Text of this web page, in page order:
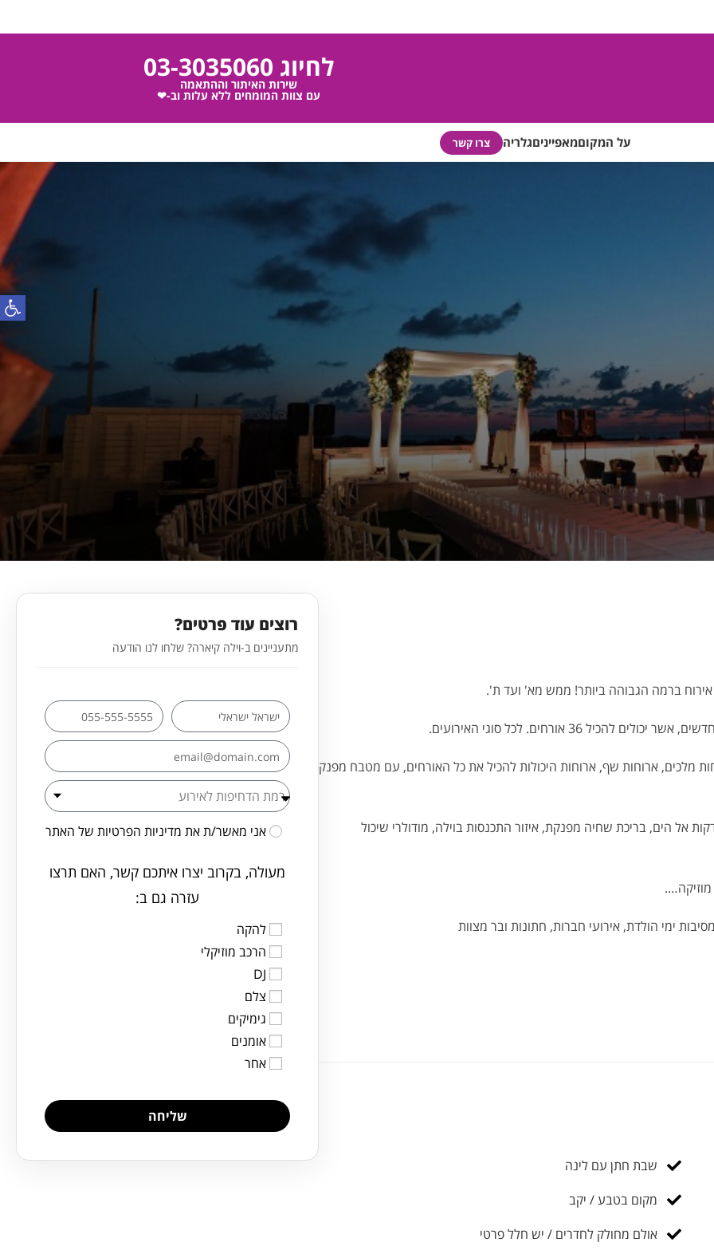
לחיוג 03-3035060
שירות האיתור וההתאמה
עם צוות המומחים ללא עלות וב-❤
על המקוםמאפייניםגלריה צרו קשר
אירוח ברמה הגבוהה ביותר! ממש מא' ועד ת'.
מלכים, ארוחות שף, ארוחות היכולות להכיל את כל האורחים, עם מטבח מפנק
ממוקמת, איפה? לצד שטח עצום, עם נוף לים, מרחק הליכה 5 דקות אל הים, בריכת שחיה מפנקת, איזור התכנסות בוילה, מודולרי שיכול
ימי הולדת, אירועי חברות, חתונות ובר מצוות
שבת חתן עם לינה
מקום בטבע / יקב
אולם מחולק לחדרים / יש חלל פרטי
רוצים עוד פרטים?
מתעניינים ב-וילה קיארה? שלחו לנו הודעה
אני מאשר/ת את מדיניות הפרטיות של האתר
מעולה, בקרוב יצרו איתכם קשר, האם תרצו
עזרה גם ב:
להקה
הרכב מוזיקלי
DJ
צלם
גימיקים
אומנים
אחר
שליחה